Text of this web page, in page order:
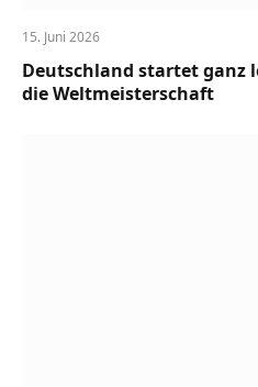
15. Juni 2026
Deutschland startet ganz
die Weltmeisterschaft